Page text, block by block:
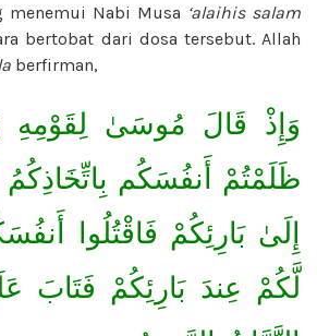
menemui Nabi Musa ‘alaihis salam
bertobat dari dosa tersebut. Allah
berfirman,
وَإِذْ قَالَ مُوسَىٰ لِقَوْمِهِ
ظَلَمْتُمْ أَنفُسَكُم بِاتِّخَاذِكُمُ
إِلَىٰ بَارِئِكُمْ فَاقْتُلُوا
لَّكُمْ عِندَ بَارِئِكُمْ فَتَابَ